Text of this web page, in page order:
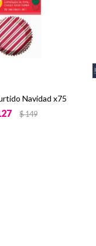
Navidad x75
$149